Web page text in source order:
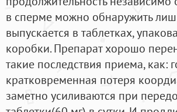
в сперме можно обнаружить
выпускается в таблетках,
коробки. Препарат хорошо
такие последствия приема,
кратковременная потеря
заметно усиливаются при